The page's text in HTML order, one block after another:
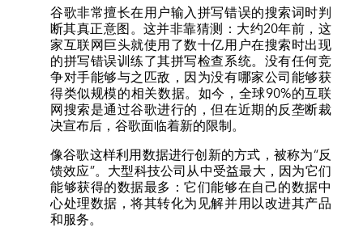
谷歌非常擅长在用户输入拼写错误的搜索词时判
断其真正意图。这并非靠猜测：大约20年前，这
家互联网巨头就使用了数十亿用户在搜索时出现
的拼写错误训练了其拼写检查系统。没有任何竞
争对手能够与之匹敌，因为没有哪家公司能够获
得类似规模的相关数据。如今，全球90%的互联
网搜索是通过谷歌进行的，但在近期的反垄断裁
决宣布后，谷歌面临着新的限制。
像谷歌这样利用数据进行创新的方式，被称为“反
馈效应”。大型科技公司从中受益最大，因为它们
能够获得的数据最多：它们能够在自己的数据中
心处理数据，将其转化为见解并用以改进其产品
和服务。